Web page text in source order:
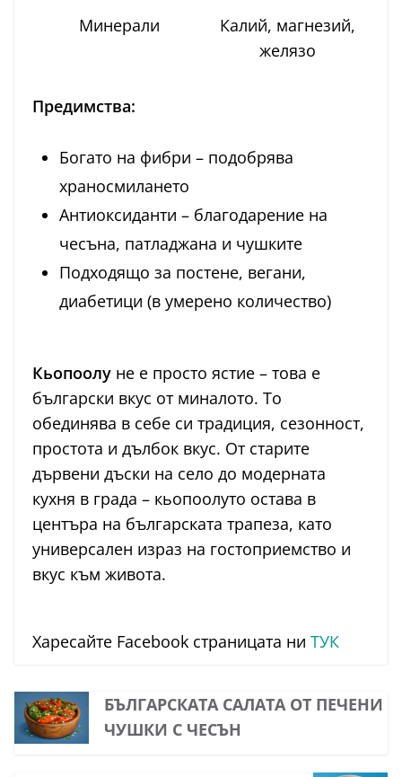
Минерали
Калий, магнезий,
желязо
Предимства:
Богато на фибри – подобрява
храносмилането
Антиоксиданти – благодарение на
чесъна, патладжана и чушките
Подходящо за постене, вегани,
диабетици (в умерено количество)
Кьопоолу не е просто ястие – това е
български вкус от миналото. То
обединява в себе си традиция, сезонност,
простота и дълбок вкус. От старите
дървени дъски на село до модерната
кухня в града – кьопоолуто остава в
центъра на българската трапеза, като
универсален израз на гостоприемство и
вкус към живота.
Харесайте Facebook страницата ни ТУК
БЪЛГАРСКАТА САЛАТА ОТ ПЕЧЕНИ
ЧУШКИ С ЧЕСЪН